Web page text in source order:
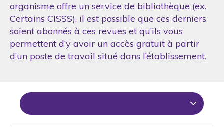
organisme offre un service de bibliothèque (ex.
Certains CISSS), il est possible que ces derniers
soient abonnés à ces revues et qu’ils vous
permettent d’y avoir un accès gratuit à partir
d’un poste de travail situé dans l’établissement.